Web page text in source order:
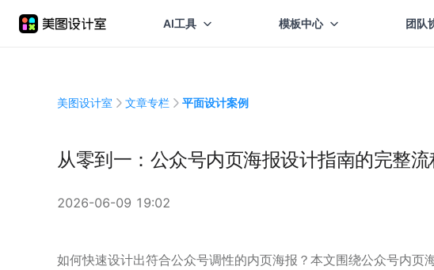
AI工具 模板中心 团队
美图设计室 文章专栏 平面设计案例
从零到一：公众号内页海报设计指南的完整
2026-06-09 19:02
如何快速设计出符合公众号调性的内页海报？本文围绕公众号内页